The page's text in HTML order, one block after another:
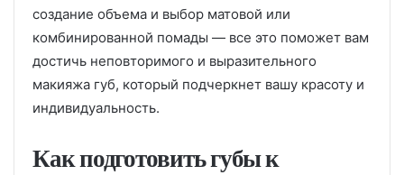
создание объема и выбор матовой или
комбинированной помады — все это поможет вам
достичь неповторимого и выразительного
макияжа губ, который подчеркнет вашу красоту и
индивидуальность.
Как подготовить губы к